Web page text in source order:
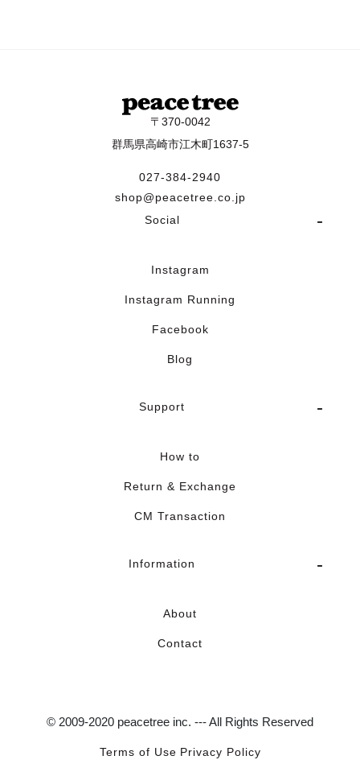
〒370-0042
群馬県高崎市江木町1637-5
027-384-2940
shop@peacetree.co.jp
Social
Instagram
Instagram Running
Facebook
Blog
Support
How to
Return & Exchange
CM Transaction
Information
About
Contact
© 2009-2020 peacetree inc. --- All Rights Reserved
Terms of Use Privacy Policy